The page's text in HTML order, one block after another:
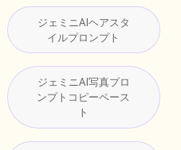
ジェミニAIヘアスタ
イルプロンプト
ジェミニAI写真プロ
ンプトコピーペース
ト